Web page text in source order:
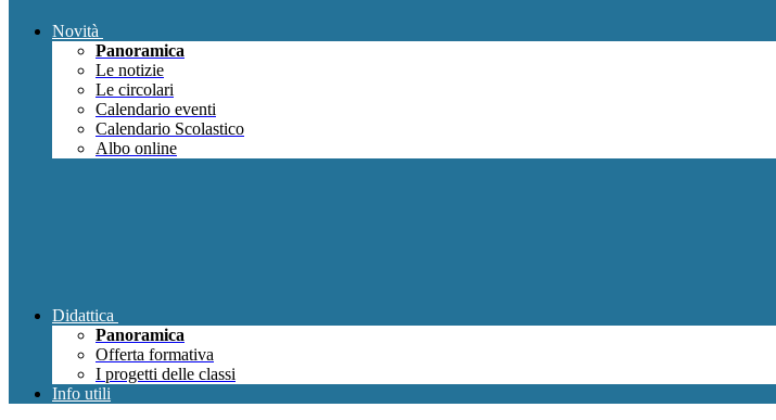
Novità
Panoramica
Le notizie
Le circolari
Calendario eventi
Calendario Scolastico
Albo online
Didattica
Panoramica
Offerta formativa
I progetti delle classi
Info utili